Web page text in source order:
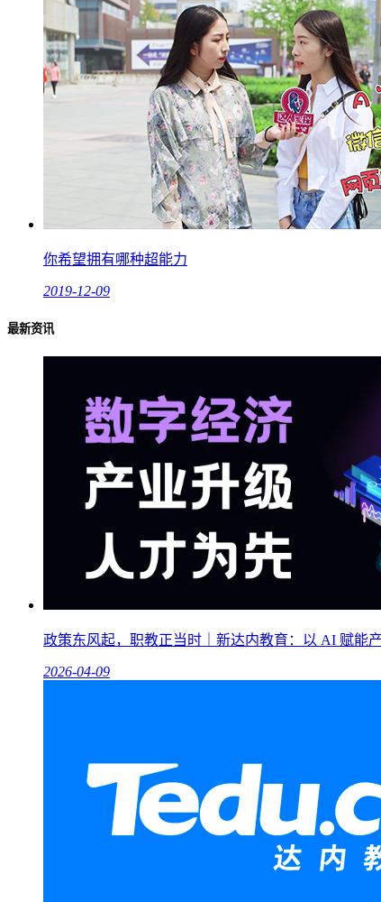
你希望拥有哪种超能力
2019-12-09
最新资讯
政策东风起，职教正当时｜新达内教育：以 AI 赋能
2026-04-09